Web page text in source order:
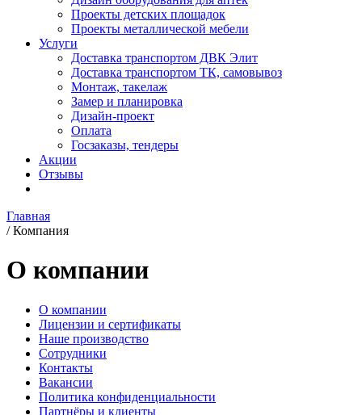
Проекты детских площадок
Проекты металлической мебели
Услуги
Доставка транспортом ДВК Элит
Доставка транспортом ТК, самовывоз
Монтаж, такелаж
Замер и планировка
Дизайн-проект
Оплата
Госзаказы, тендеры
Акции
Отзывы
Главная
/ Компания
О компании
О компании
Лицензии и сертификаты
Наше производство
Сотрудники
Контакты
Вакансии
Политика конфиденциальности
Партнёры и клиенты